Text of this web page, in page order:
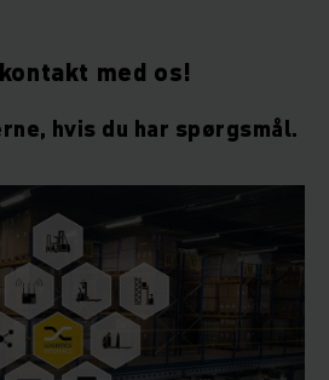
med os!
hvis du har spørgsmål.